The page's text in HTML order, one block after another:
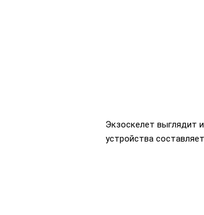
Экзоскелет выглядит
устройства